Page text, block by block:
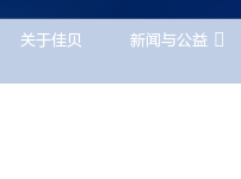
关于佳贝 新闻与公益 